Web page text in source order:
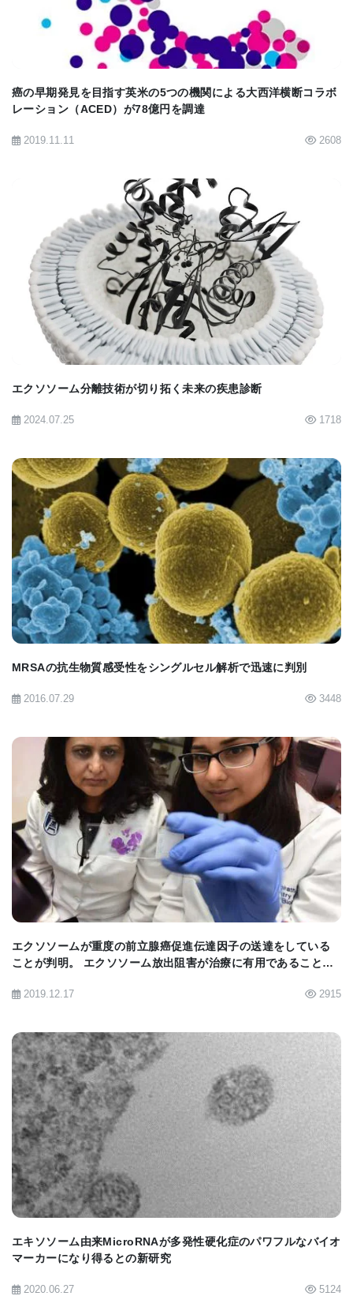
重いコスト負担
敗血症は通常、脆弱な幼児や集中治療室に入院して
いる高齢者を襲う。 国立衛生研究所が発表した研究
データによると、合併症は年間20万人以上を殺し、
医療システムに数十億ドルの費用がかかっている。
PERSEVEREベースの層別化により、患者は死亡率
が大きく異なる3つのリスクカテゴリに効果的に層別
化される。 Wong 博士は、研究チームの目標は、こ
れらの生存曲線を高リスク患者の間で著しく高くす
ることであると述べた。
数十年にわたって研究者を苛立たせる大きなハード
ルは、敗血症がそのかなりの臨床的および生物学的
て大きく異なることだ。 PERSEVEREは、今日の高
度な遺伝的および生物学的分析技術を活用して、そ
いる。
新しい証拠を得る
Wong博士と同僚により長年に渡って1,000人以上の
子供が検査されてきたが、現在の研究では、研究者
は最新バージョンのPERSEVEREを使用して、461
人の敗血症の子供の血液サンプルと、血液中毒を忠
実に模倣するマウスモデルをテストした。
PERSEVEREを使用し、シンシナティの子供を含む
複数の小児病院ですでに集中治療室に入院し、敗血
症の治療を受けている1歳から18歳までの子供を検査
した。 PERSEVEREはまだ臨床使用が承認されてい
ないため、正確さと将来の使用の可能性についての
みテストされ、患者ケアの決定を通知したり影響を
与えたりするためには使用されなかった。
研究者らは、PERSEVEREの5つのバイオマーカー
は、患者が重症敗血症を発症する場合と発症しない
場合を高い信頼性で正確に予測できると述べた。 彼
ストしたとき、同じ5つのバイオマーカーはどのマウ
スが低リスクまたは高リスクであるかを正確に予測
することがでた。 また、重度の敗血症のリスクが高
いマウスは、低リスクの動物よりも血液中の細菌負
荷が有意に高く、高用量の抗生物質で血液感染を封
じ込めることができることを報告した。 また、敗血
症による死亡のリスクが高い子供も血液中の細菌負
荷が高いことを裏付ける証拠を提供した。
今後の方向性
癌の早期発見を目指す英米の5つの機関による大西洋横断コラボ
レーション（ACED）が78億円を調達
2019.11.11 2608
BIOMARKET JP
エクソソーム分離技術が切り拓く未来の疾患診断
2024.07.25 1718
BIOMARKET JP
MRSAの抗生物質感受性をシングルセル解析で迅速に判別
2016.07.29 3448
BIOMARKET JP
エクソソームが重度の前立腺癌促進伝達因子の送達をしている
ことが判明。 エクソソーム放出阻害が治療に有用であることが
2019.12.17 2915
BIOMARKET JP
エキソソーム由来MicroRNAが多発性硬化症のパワフルなバイオ
マーカーになり得るとの新研究
2020.06.27 5124